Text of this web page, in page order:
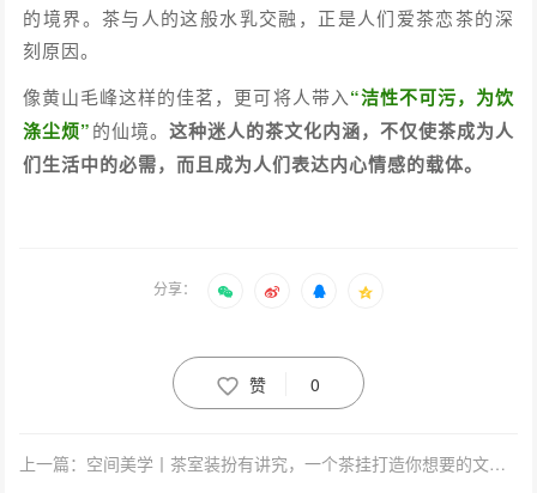
的境界。茶与人的这般水乳交融，正是人们爱茶恋茶的深
刻原因。
像黄山毛峰这样的佳茗，更可将人带入“洁性不可污，为饮
涤尘烦”的仙境。 这种迷人的茶文化内涵，不仅使茶成为人
们生活中的必需，而且成为人们表达内心情感的载体。
分享：
赞 0
上一篇：空间美学丨茶室装扮有讲究，一个茶挂打造你想要的文艺范